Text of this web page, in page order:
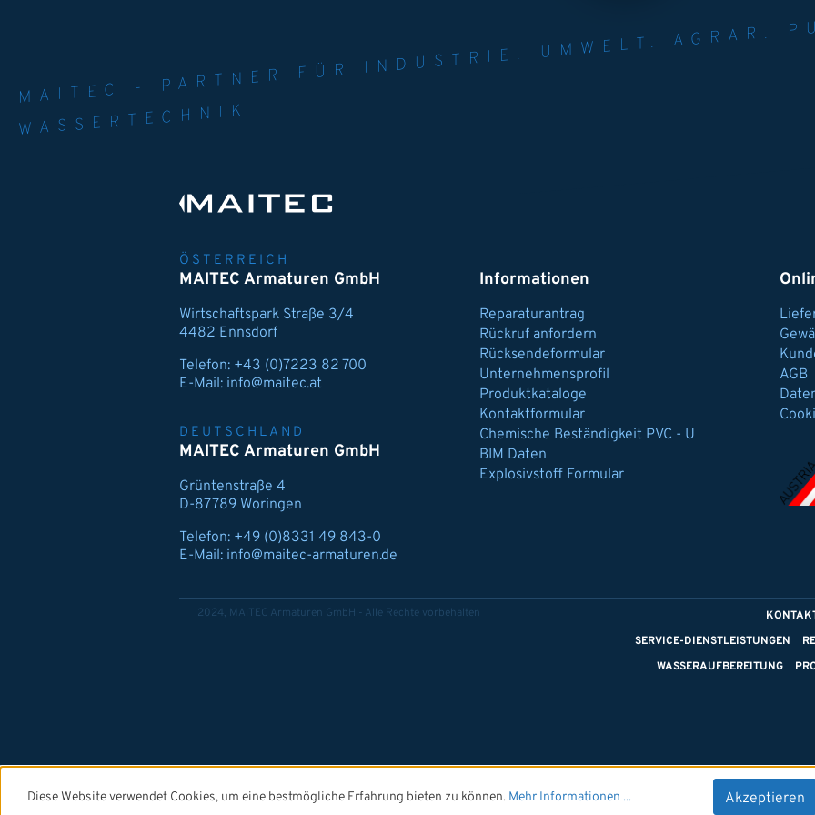
MAITEC - PARTNER FÜR
WELT. AGRAR.
MPEN
WASSERTECHNIK
ÖSTERREICH
MAITEC Armaturen GmbH
Wirtschaftspark Straße 3/4
4482 Ennsdorf
Telefon: +43 (0)7223 82 700
E-Mail: info@maitec.at
DEUTSCHLAND
MAITEC Armaturen GmbH
Grüntenstraße 4
D-87789 Woringen
Telefon: +49 (0)8331 49 843-0
E-Mail: info@maitec-armaturen.de
Informationen
Reparaturantrag
Rückruf anfordern
Rücksendeformular
Unternehmensprofil
Produktkataloge
Kontaktformular
Chemische Beständigkeit PVC - U
BIM Daten
Explosivstoff Formular
AGB
2024, MAITEC Armaturen GmbH - Alle Rechte vorbehalten
SERVICE-DIENSTLEISTUNGEN
WASSERAUFBEREITUNG
Diese Website verwendet Cookies, um eine bestmögliche Erfahrung bieten zu können. Mehr Informationen ... Akzeptieren